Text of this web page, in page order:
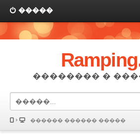
�����
�������� �
������ ������ �����